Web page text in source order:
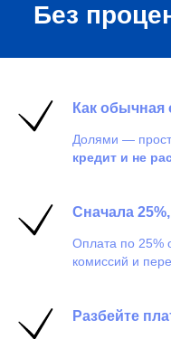
Без
Как обычная
Долями —
кредит и не
Сначала
Оплата по 25%
комиссий и
Разбейте